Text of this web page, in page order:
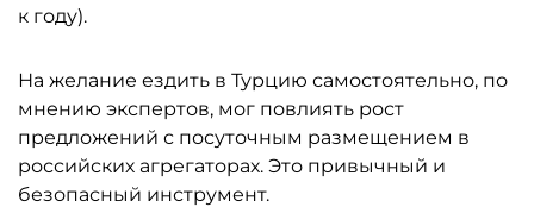
к году).
На желание ездить в Турцию самостоятельно, по
мнению экспертов, мог повлиять рост
предложений с посуточным размещением в
российских агрегаторах. Это привычный и
безопасный инструмент.